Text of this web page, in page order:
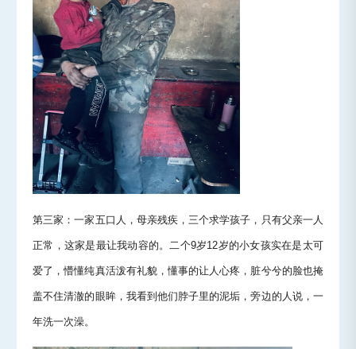
第三家：一家五口人，母亲残疾，三个求学孩子，只有父亲一人
正常，这家是最让我动容的。二个9岁12岁的小女孩实在是太可
爱了，懵懂纯真活泼有礼貌，懂事的让人心疼，脏兮兮的脸也掩
盖不住清澈的眼眸，我看到他们脖子里的泥垢，旁边的人说，一
年洗一次澡。